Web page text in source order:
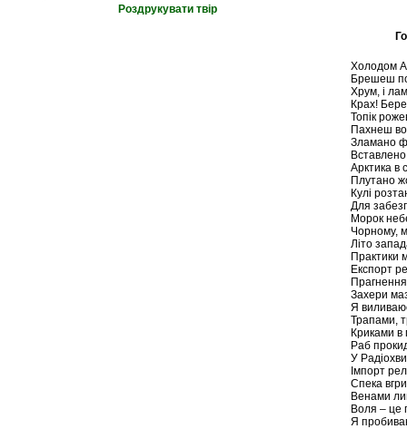
Роздрукувати твір
Холодом
Брешеш по
Хрум, і
Крах!
Топік
Пахнеш
Зламано
Арктика в
Плутано
Кулі
Для
Морок
Чорному,
Літо
Практики
Експорт
Захери
Я
Трапами,
Криками в
Раб
У
Імпорт
Спека
Венами
Воля – це
Я